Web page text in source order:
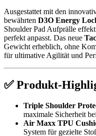
Ausgestattet mit den
bewährten D3O Energy
Shoulder Pad Aufprälle
perfekt anpasst. Das neue
Gewicht erheblich, ohne
für ultimative Agilität und
✅ Produkt-
Triple Shoulder
maximale Sicherheit
Air Maxx TPU
System für gezielte